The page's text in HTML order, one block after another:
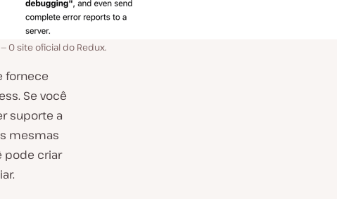
O site oficial do Redux.
fornece
Se você
suporte a
mesmas
pode criar